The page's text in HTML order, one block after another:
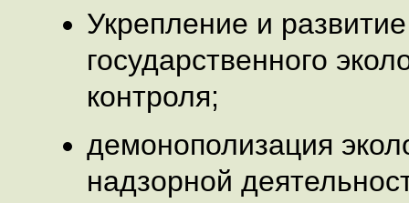
Укрепление и
государственного
контроля;
демонополизация
надзорной